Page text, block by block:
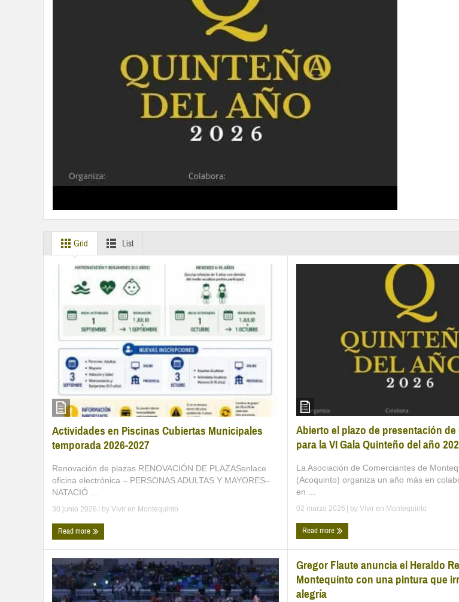
Grid List
Actividades en Piscinas Cubiertas Municipales
temporada 2026-2027
Renovación de plazas RENOVACIÓN DE PLAZASenlace
oficina electrónica – PERSONAS ADULTAS Y MAYORES–
NATACIÓ ...
30 junio 2026 | by Vivir en Montequinto
Read more
Abierto el plazo de presentación
para la VI Gala Quinteño del año
La Asociación de Comerciantes de
(Acoquinto) organiza un año más en
en ...
02 marzo 2026 | by Vivir en Montequinto
Read more
Gregor Flaute anuncia el Heraldo
Montequinto con una pintura que
alegría